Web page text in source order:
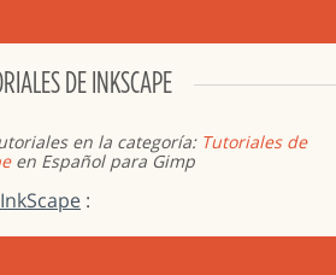
DE INKSCAPE
en la categoría: Tutoriales de
en Español para Gimp
: